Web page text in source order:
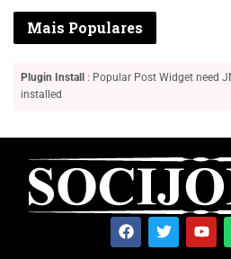
Mais Populares
Plugin Install
: Popular Post Widget need
installed